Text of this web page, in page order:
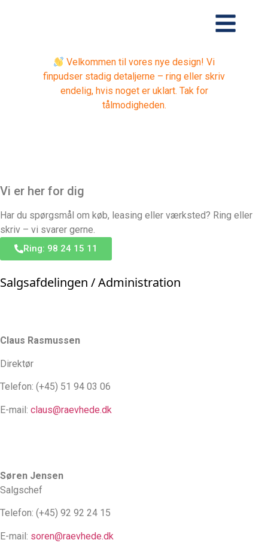
Velkommen til vores nye design! Vi
finpudser stadig detaljerne – ring eller skriv
endelig, hvis noget er uklart. Tak for
tålmodigheden.
Vi er her for dig
Har du spørgsmål om køb, leasing eller værksted? Ring eller
skriv – vi svarer gerne.
Ring: 98 24 15 11
Salgsafdelingen / Administration
Claus Rasmussen
Direktør
Telefon: (+45) 51 94 03 06
E-mail: claus@raevhede.dk
Søren Jensen
Salgschef
Telefon: (+45) 92 92 24 15
E-mail: soren@raevhede.dk